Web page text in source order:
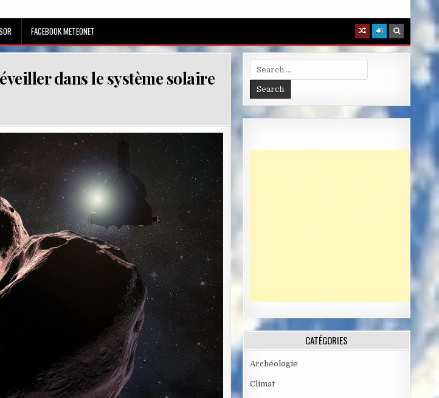
FACEBOOK METEONET
dans le système solaire
Search
for:
CATÉGORIES
Archéologie
Climat